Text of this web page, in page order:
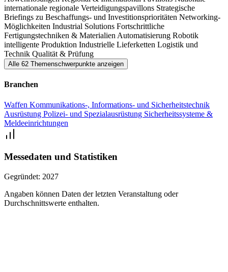
vorgestellt.
Land
Eine Plattform zur Demonstration neuester Innovationen bei
landgestützten Systemen.
Operationen mitgestalten werden.
Cyber & Information
Bereichen IT-Services, digitale Verteidigung, Cybersicherheit,
Informationsüberlegenheit vorgestellt.
Joint Support Systems
internationale regionale Verteidigungspavillons Strategische
Briefings zu Beschaffungs- und Investitionsprioritäten Networking-
Möglichkeiten Industrial Solutions Fortschrittliche
Fertigungstechniken & Materialien Automatisierung Robotik
intelligente Produktion Industrielle Lieferketten Logistik und
Technik Qualität & Prüfung
Alle 62 Themenschwerpunkte anzeigen
Branchen
Waffen Kommunikations-, Informations- und Sicherheitstechnik
Ausrüstung Polizei- und Spezialausrüstung Sicherheitssysteme &
Meldeeinrichtungen
Messedaten und Statistiken
Gegründet: 2027
Angaben können Daten der letzten Veranstaltung oder
Durchschnittswerte enthalten.